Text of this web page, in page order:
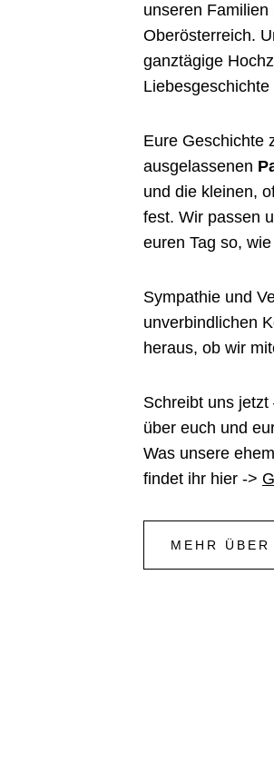
unseren
Oberösterreich.
ganztägige
Eure Geschichte
ausgelassenen
und die kleinen,
fest. Wir passen
euren Tag so,
Sympathie und
unverbindlichen
heraus, ob wir
Schreibt uns
über euch und
Was unsere
findet ihr hier ->
MEHR ÜBER